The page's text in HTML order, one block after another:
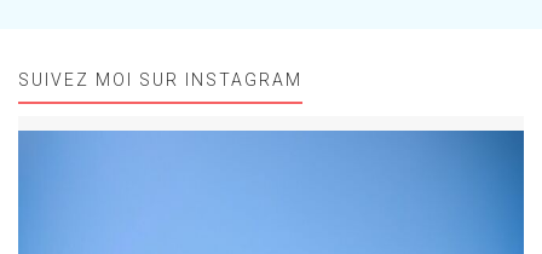
SUIVEZ MOI SUR INSTAGRAM